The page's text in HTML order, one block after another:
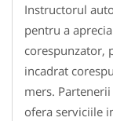
Instructorul
pentru a
corespunzator,
incadrat
mers.
ofera serviciile